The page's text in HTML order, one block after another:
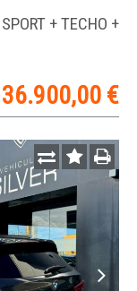
+ TECHO +
36.900,00 €